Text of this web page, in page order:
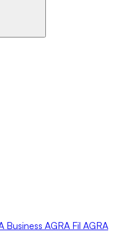
Business AGRA Fil AGRA